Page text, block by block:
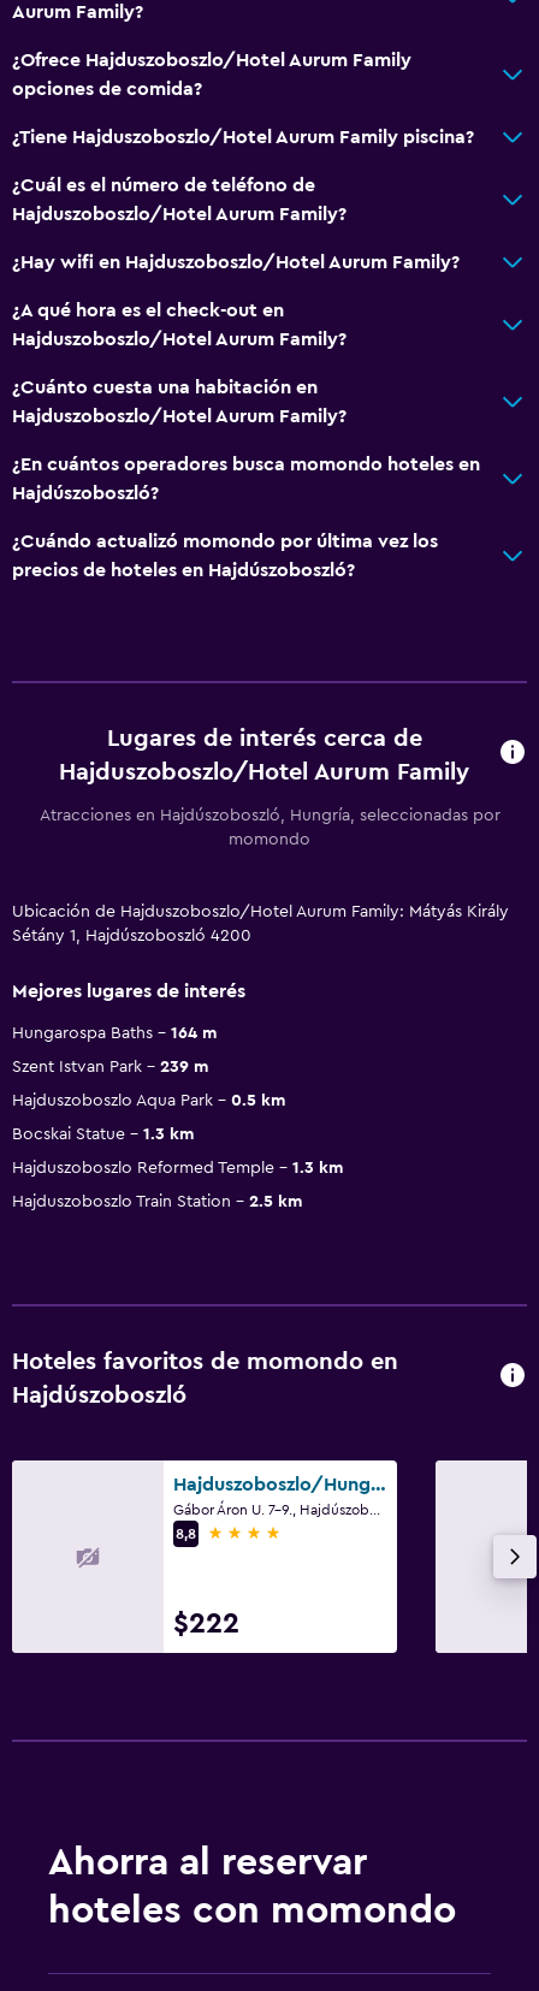
Aurum Family?
¿Ofrece Hajduszoboszlo/Hotel Aurum Family
opciones de comida?
¿Tiene Hajduszoboszlo/Hotel Aurum Family piscina?
¿Cuál es el número de teléfono de
Hajduszoboszlo/Hotel Aurum Family?
¿Hay wifi en Hajduszoboszlo/Hotel Aurum Family?
¿A qué hora es el check-out en
Hajduszoboszlo/Hotel Aurum Family?
¿Cuánto cuesta una habitación en
Hajduszoboszlo/Hotel Aurum Family?
¿En cuántos operadores busca momondo hoteles en
Hajdúszoboszló?
¿Cuándo actualizó momondo por última vez los
precios de hoteles en Hajdúszoboszló?
Lugares de interés cerca de
Hajduszoboszlo/Hotel Aurum Family
Atracciones en Hajdúszoboszló, Hungría, seleccionadas por
momondo
Ubicación de Hajduszoboszlo/Hotel Aurum Family: Mátyás Király
Sétány 1, Hajdúszoboszló 4200
Mejores lugares de interés
Hungarospa Baths
164 m
Szent Istvan Park
239 m
Hajduszoboszlo Aqua Park
0.5 km
Bocskai Statue
1.3 km
Hajduszoboszlo Reformed Temple
1.3 km
Hajduszoboszlo Train Station
2.5 km
Hoteles favoritos de momondo en
Hajdúszoboszló
Hajduszoboszlo/Hunguest Hotel Aqua Sol
8,8
4 estrellas
$222
Ahorra al reservar
hoteles con momondo